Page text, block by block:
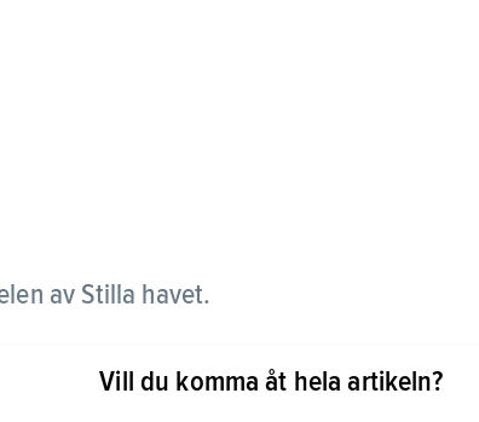
av Stilla havet.
mellan Påskön och Chiles kust är 3 600
Varje staty är uthuggen ur ett enda
Vill du komma åt hela artikeln?